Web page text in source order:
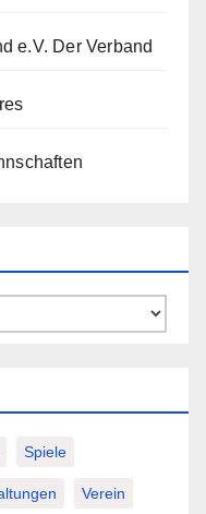
e.V. Der Verband
Spiele
Verein